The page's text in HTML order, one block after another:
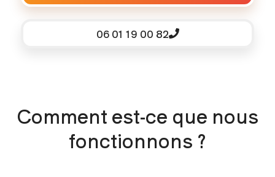
06 01 19 00 82
Comment est-ce que nous
fonctionnons ?